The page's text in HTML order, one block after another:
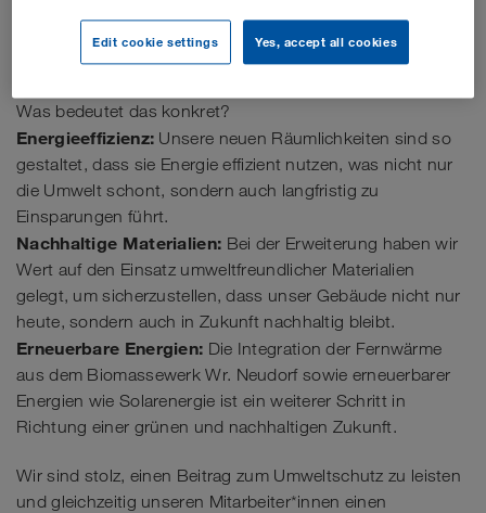
ökologischen Fußabdruck zu minimieren und einen
Beitrag zum Umweltschutz zu leisten.
Was bedeutet das konkret?
Energieeffizienz: Unsere neuen Räumlichkeiten sind so
gestaltet, dass sie Energie effizient nutzen, was nicht nur
die Umwelt schont, sondern auch langfristig zu
Einsparungen führt.
Nachhaltige Materialien: Bei der Erweiterung haben wir
Wert auf den Einsatz umweltfreundlicher Materialien
gelegt, um sicherzustellen, dass unser Gebäude nicht nur
heute, sondern auch in Zukunft nachhaltig bleibt.
Erneuerbare Energien: Die Integration der Fernwärme
aus dem Biomassewerk Wr. Neudorf sowie erneuerbarer
Energien wie Solarenergie ist ein weiterer Schritt in
Richtung einer grünen und nachhaltigen Zukunft.
Wir sind stolz, einen Beitrag zum Umweltschutz zu leisten
und gleichzeitig unseren Mitarbeiter*innen einen
Edit cookie settings Yes, accept all cookies